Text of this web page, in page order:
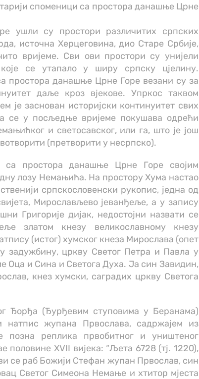
споменици са простора данашње Црне
ушли су простори различитих српских
источна Херцеговина, дио Старе Србије,
вријеме. Сви ови простори су унијели
се утапало у ширу српску цјелину.
простора данашње Црне Горе везани су за
даље кроз вјекове. Упркос таквом
је заснован историјски континуитет свих
се у посљедње вријеме покушава одрећи
и светосавског, или га, што је још
(претворити у несрпско).
са простора данашње Црне Горе својим
лозу Немањића. На простору Хума настао
српскословенски рукопис, једна од
Мирослављево јеванђеље, а у запису
Григорије дијак, недостојни назвати се
златом кнезу великославному кнезу
(истог) хумског кнеза Мирослава (опет
задужбину, цркву Светог Петра и Павла у
Оца и Сина и Светога Духа. Ја син Завидин,
кнез хумски, саградих цркву Светога
Ђорђа (Ђурђевим ступовима у Беранама)
натпис жупана Првослава, садржајем из
позна реплика првобитног и уништеног
половине XVII вијека: “Љета 6728 (тј. 1220),
се раб Божији Стефан жупан Првослав, син
Светог Симеона Немање и хтитор мјеста